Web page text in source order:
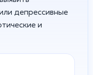
депрессивные
и